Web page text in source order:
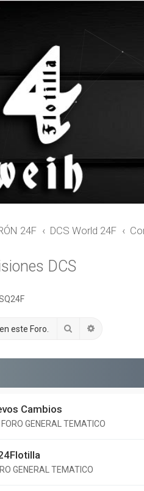
24F DCS World 24F
DCS
Buscar
Cambios
FORO GENERAL TEMATICO
GENERAL TEMATICO